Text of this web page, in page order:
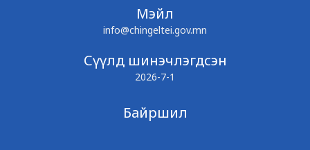
Мэйл
info@chingeltei.gov.mn
Сүүлд шинэчлэгдсэн
2026-7-1
Байршил